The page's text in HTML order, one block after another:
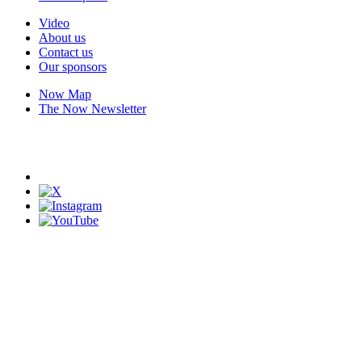
Video
About us
Contact us
Our sponsors
Now Map
The Now Newsletter